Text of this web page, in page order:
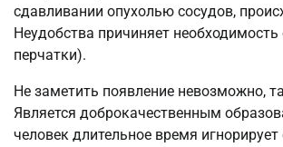
сдавливании опухолью сосудов,
Неудобства причиняет
перчатки).
Не заметить появление невозможно,
Является доброкачественным
человек длительное время